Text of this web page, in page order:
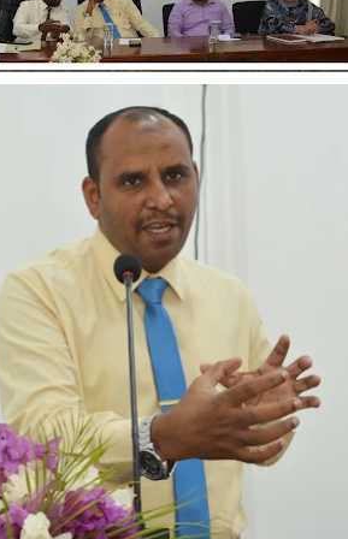
ஆண்டு பவள விழா
புதிய செயலாளராக நாபி எம்.
நுழைவாயில்!